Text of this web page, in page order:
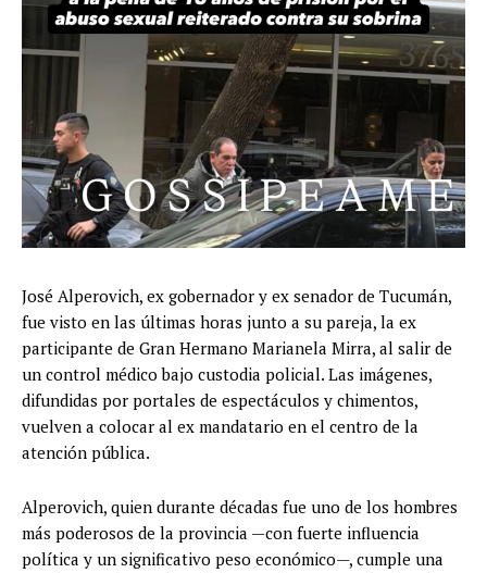
José Alperovich, ex gobernador y ex senador de Tucumán,
fue visto en las últimas horas junto a su pareja, la ex
participante de Gran Hermano Marianela Mirra, al salir de
un control médico bajo custodia policial. Las imágenes,
difundidas por portales de espectáculos y chimentos,
vuelven a colocar al ex mandatario en el centro de la
atención pública.
Alperovich, quien durante décadas fue uno de los hombres
más poderosos de la provincia —con fuerte influencia
política y un significativo peso económico—, cumple una